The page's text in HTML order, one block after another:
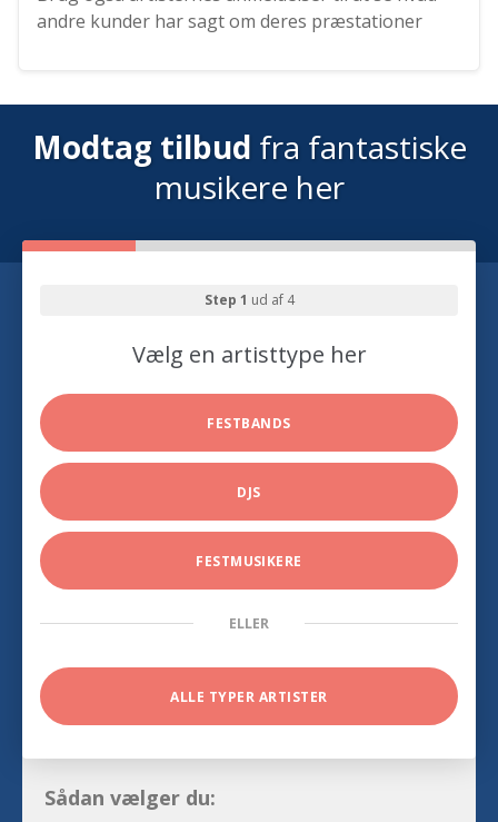
andre kunder har sagt om deres præstationer
Modtag tilbud fra fantastiske
musikere her
Step 1 ud af 4
Vælg en artisttype her
FESTBANDS
DJS
FESTMUSIKERE
ELLER
ALLE TYPER ARTISTER
Sådan vælger du: